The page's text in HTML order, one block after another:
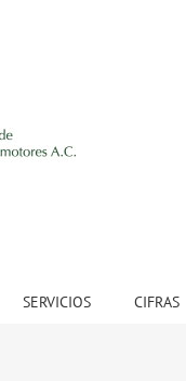
SERVICIOS CIFRAS